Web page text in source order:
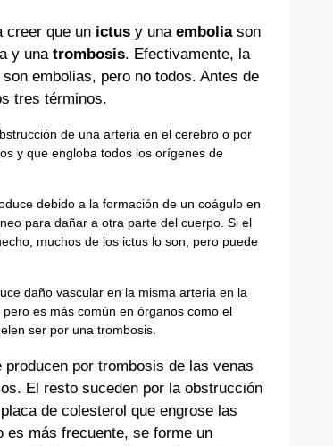
creer que un ictusy una emboliason
y una trombosis. Efectivamente, la
embolias, pero no todos. Antes de
tres términos.
de una arteria en el cerebro o por
y que engloba todos los orígenes de
debido a la formación de un coágulo en
para dañar a otra parte del cuerpo. Si el
muchos de los ictus lo son, pero puede
daño vascular en la misma arteria en la
es más común en órganos como el
ser por una trombosis.
por trombosis de las venas
El resto suceden por la obstrucción
de colesterol que engrose las
es más frecuente, se forme un